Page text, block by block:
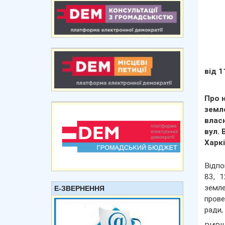
Е-ЗВЕРНЕННЯ
від
Про
вул.
83,
ради,